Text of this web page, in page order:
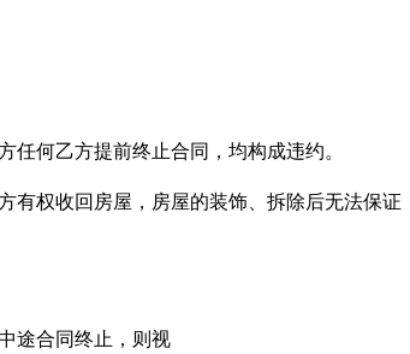
任何乙方提前终止合同，均构成违约。
有权收回房屋，房屋的装饰、拆除后无法保证
途合同终止，则视